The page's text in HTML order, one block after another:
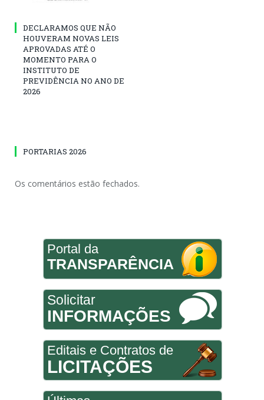
DECLARAMOS QUE NÃO
HOUVERAM NOVAS LEIS
APROVADAS ATÉ O
MOMENTO PARA O
INSTITUTO DE
PREVIDÊNCIA NO ANO DE
2026
PORTARIAS 2026
Os comentários estão fechados.
Portal da
TRANSPARÊNCIA
Solicitar
INFORMAÇÕES
Editais e Contratos de
LICITAÇÕES